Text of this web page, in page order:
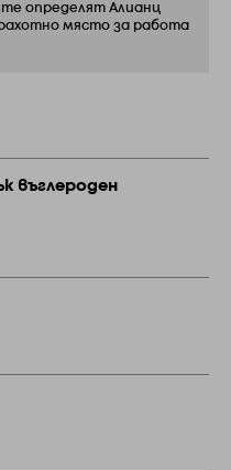
определят Алианц
място за работа
въглероден